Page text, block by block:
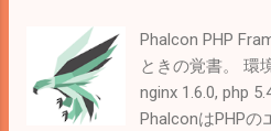
xdebug
ebug.so ; see
http://
たけど、 jsca2js
ージョンが古い
ンドも3.2.3.GAで
APIドキュメン
Phalcon PHP
ときの覚書。 環
nginx 1.6.0, php
PhalconはPHPの